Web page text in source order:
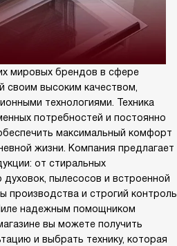
мировых брендов в сфере
своим высоким качеством,
технологиями. Техника
потребностей и постоянно
максимальный комфорт
жизни. Компания предлагает
от стиральных
пылесосов и встроенной
производства и строгий контроль
надежным помощником
вы можете получить
и выбрать технику, которая